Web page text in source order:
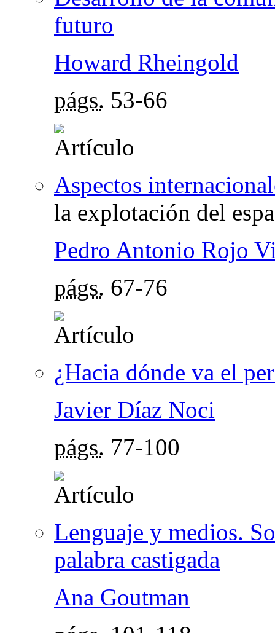
futuro
Howard Rheingold
págs. 53-66
Aspectos
la explotación del
Pedro Antonio Rojo
págs. 67-76
¿Hacia dónde va el
Javier Díaz Noci
págs. 77-100
Lenguaje y medios.
palabra castigada
Ana Goutman